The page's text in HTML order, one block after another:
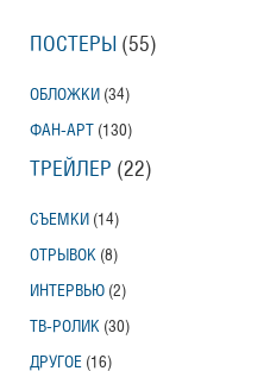
ПОСТЕРЫ (55)
ОБЛОЖКИ (34)
ФАН-АРТ (130)
ТРЕЙЛЕР (22)
СЪЕМКИ (14)
ОТРЫВОК (8)
ИНТЕРВЬЮ (2)
ТВ-РОЛИК (30)
ДРУГОЕ (16)